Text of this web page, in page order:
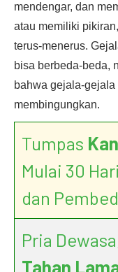
mendengar, dan
atau memiliki
terus-menerus.
bisa berbeda-beda,
bahwa gejala-
membingungkan.
Tumpas
Mulai 30
dan
Pria
Tahan